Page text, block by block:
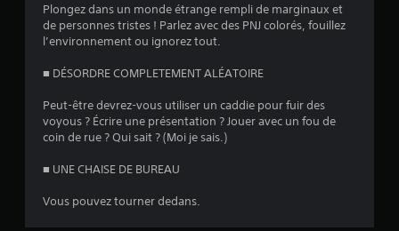
Plongez dans un monde étrange rempli de marginaux et
de personnes tristes ! Parlez avec des PNJ colorés, fouillez
l’environnement ou ignorez tout.
■ DÉSORDRE COMPLETEMENT ALÉATOIRE
Peut-être devrez-vous utiliser un caddie pour fuir des
voyous ? Écrire une présentation ? Jouer avec un fou de
coin de rue ? Qui sait ? (Moi je sais.)
■ UNE CHAISE DE BUREAU
Vous pouvez tourner dedans.